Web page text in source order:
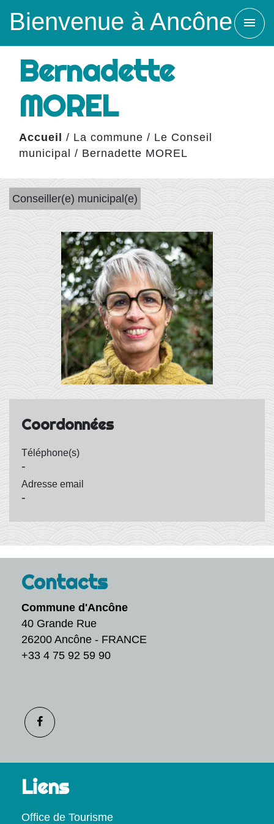
Bienvenue à Ancône menu
Bernadette
MOREL
Accueil / La commune / Le Conseil
municipal / Bernadette MOREL
Conseiller(e) municipal(e)
Coordonnées
Téléphone(s)
-
Adresse email
-
Contacts
Commune d'Ancône
40 Grande Rue
26200 Ancône - FRANCE
+33 4 75 92 59 90
Liens
Office de Tourisme